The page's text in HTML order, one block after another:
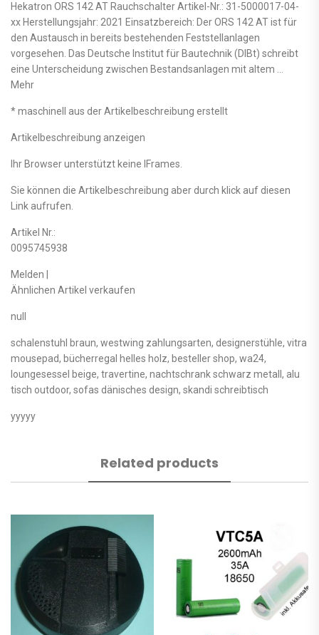
Hekatron ORS 142 AT Rauchschalter Artikel-Nr.: 31-5000017-04-
xx Herstellungsjahr: 2021 Einsatzbereich: Der ORS 142 AT ist für
den Austausch in bereits bestehenden Feststellanlagen
vorgesehen. Das Deutsche Institut für Bautechnik (DIBt) schreibt
eine Unterscheidung zwischen Bestandsanlagen mit altem …
Mehr
* maschinell aus der Artikelbeschreibung erstellt
Artikelbeschreibung anzeigen
Ihr Browser unterstützt keine IFrames.
Sie können die Artikelbeschreibung aber durch klick auf diesen
Link aufrufen.
Artikel Nr.:
0095745938
Melden |
Ähnlichen Artikel verkaufen
null
schalenstuhl braun, westwing zahlungsarten, designerstühle, vitra
mousepad, bücherregal helles holz, besteller shop, wa24,
loungesessel beige, travertine, nachtschrank schwarz metall, alu
tisch outdoor, sofas dänisches design, skandi schreibtisch
yyyyy
Related products